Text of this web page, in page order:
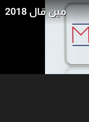
مين قال 2018